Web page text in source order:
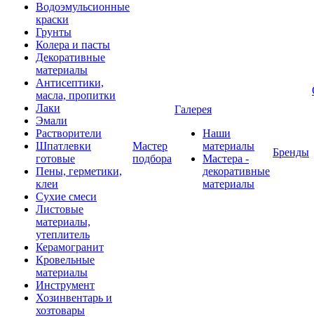
Водоэмульсионные
краски
Грунты
Колера и пасты
Декоративные
материалы
Антисептики,
масла, пропитки
Лаки
Эмали
Растворители
Шпатлевки
готовые
Пены, герметики,
клеи
Сухие смеси
Листовые
материалы,
утеплитель
Керамогранит
Кровельные
материалы
Инструмент
Хозинвентарь и
хозтовары
Мастер
подбора
Галерея
Наши
материалы
Мастера -
декоративные
материалы
Бренды